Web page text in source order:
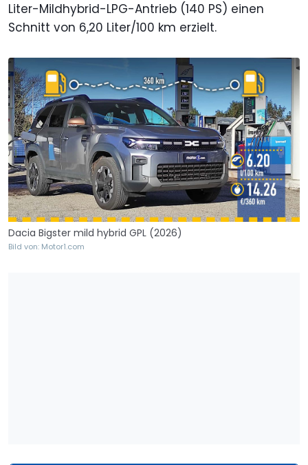
Liter-Mildhybrid-LPG-Antrieb (140 PS) einen
Schnitt von 6,20 Liter/100 km erzielt.
Dacia Bigster mild hybrid GPL (2026)
Bild von: Motor1.com